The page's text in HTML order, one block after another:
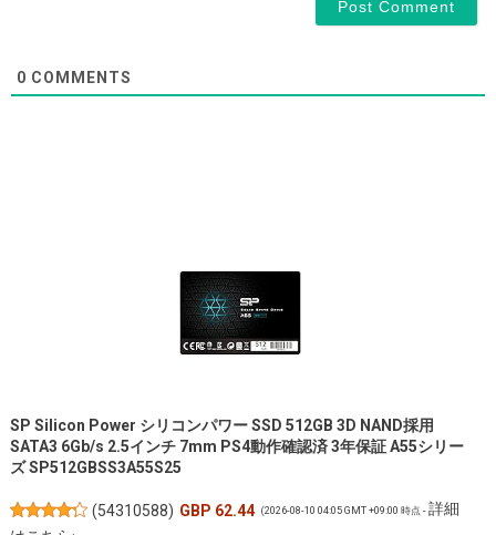
0 COMMENTS
SP Silicon Power シリコンパワー SSD 512GB 3D NAND採用
SATA3 6Gb/s 2.5インチ 7mm PS4動作確認済 3年保証 A55シリー
ズ SP512GBSS3A55S25
(54310588) GBP 62.44 (2026-08-10 04:05 GMT +09:00 時点 -詳細